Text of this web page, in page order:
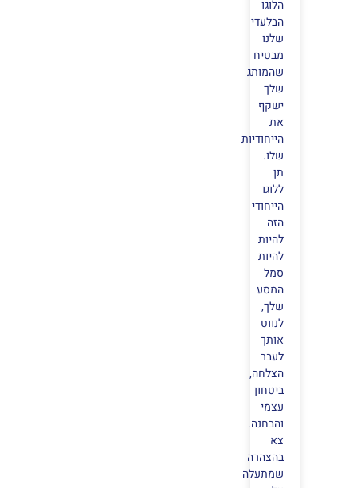
הלוגו
הבלעדי
שלנו
מבטיח
שהמותג
שלך
ישקף
את
הייחודיות
שלו.
תן
ללוגו
הייחודי
הזה
להיות
להיות
סמל
המסע
שלך,
לנווט
אותך
לעבר
הצלחה,
ביטחון
עצמי
והבחנה.
צא
בהצהרה
שמתעלה